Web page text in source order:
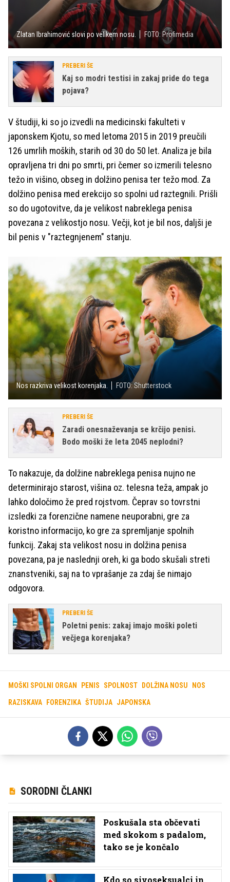
Zlatan Ibrahimović slovi po velikem nosu. FOTO: Profimedia
PREBERI ŠE
Kaj so modri testisi in zakaj pride do tega
pojava?
V študiji, ki so jo izvedli na medicinski fakulteti v
japonskem Kjotu, so med letoma 2015 in 2019 preučili
126 umrlih moških, starih od 30 do 50 let. Analiza je bila
opravljena tri dni po smrti, pri čemer so izmerili telesno
težo in višino, obseg in dolžino penisa ter težo mod. Za
dolžino penisa med erekcijo so spolni ud raztegnili. Prišli
so do ugotovitve, da je velikost nabreklega penisa
povezana z velikostjo nosu. Večji, kot je bil nos, daljši je
bil penis v "raztegnjenem" stanju.
Nos razkriva velikost korenjaka. FOTO: Shutterstock
PREBERI ŠE
Zaradi onesnaževanja se krčijo penisi.
Bodo moški že leta 2045 neplodni?
To nakazuje, da dolžine nabreklega penisa nujno ne
determinirajo starost, višina oz. telesna teža, ampak jo
lahko določimo že pred rojstvom. Čeprav so tovrstni
izsledki za forenzične namene neuporabni, gre za
koristno informacijo, ko gre za spremljanje spolnih
funkcij. Zakaj sta velikost nosu in dolžina penisa
povezana, pa je naslednji oreh, ki ga bodo skušali streti
znanstveniki, saj na to vprašanje za zdaj še nimajo
odgovora.
PREBERI ŠE
Poletni penis: zakaj imajo moški poleti
večjega korenjaka?
MOŠKI SPOLNI ORGAN PENIS SPOLNOST DOLŽINA NOSU NOS
RAZISKAVA FORENZIKA ŠTUDIJA JAPONSKA
SORODNI ČLANKI
Poskušala sta občevati
med skokom s padalom,
tako se je končalo
Kdo so sivoseksualci in